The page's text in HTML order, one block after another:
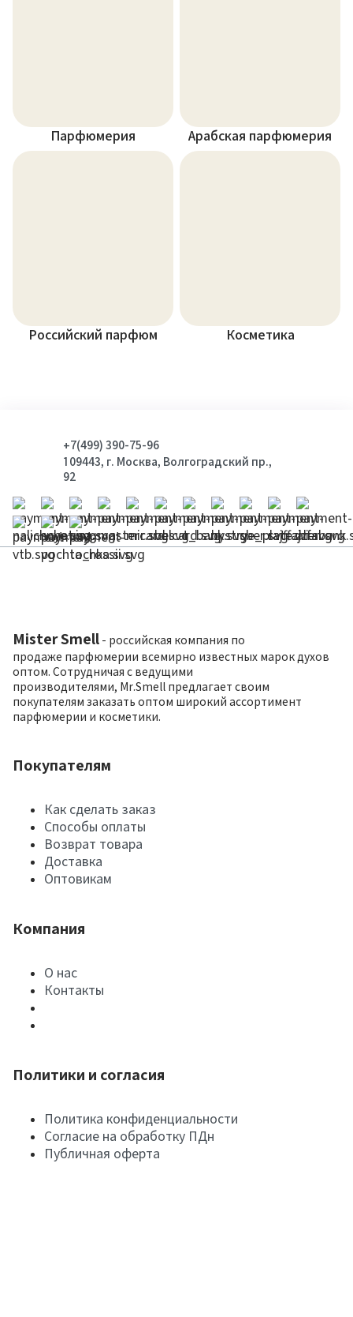
Парфюмерия Арабская парфюмерия
Российский парфюм Косметика
+7(499) 390-75-96
109443, г. Москва, Волгоградский пр.,
92
Mister Smell - российская компания по
продаже парфюмерии всемирно известных марок духов
оптом. Сотрудничая с ведущими
производителями, Mr.Smell предлагает своим
покупателям заказать оптом широкий ассортимент
парфюмерии и косметики.
Покупателям
Как сделать заказ
Способы оплаты
Возврат товара
Доставка
Оптовикам
Компания
О нас
Контакты
Политики и согласия
Политика конфиденциальности
Согласие на обработку ПДн
Публичная оферта